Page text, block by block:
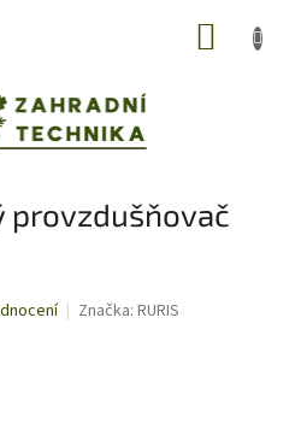
provzdušňovač
Značka: RURIS